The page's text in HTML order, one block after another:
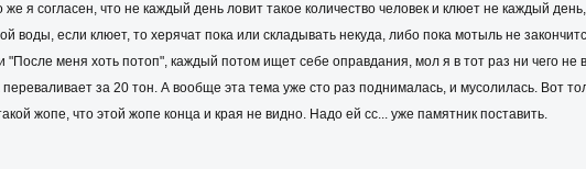
же я согласен, что не каждый день ловит такое количество человек и клюет не каждый
воды, если клюет, то херячат пока или складывать некуда, либо пока мотыль не
меня хоть потоп", каждый потом ищет себе оправдания, мол я в тот раз ни чего не
за 20 тон. А вообще эта тема уже сто раз поднималась, и мусолилась. Вот
жопе, что этой жопе конца и края не видно. Надо ей сс... уже памятник поставить.